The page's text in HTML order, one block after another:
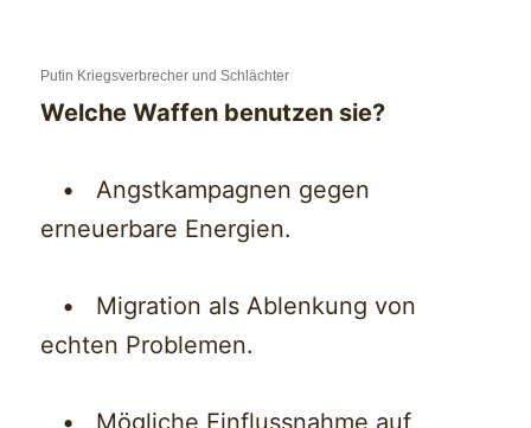
Putin Kriegsverbrecher und Schlächter
Welche Waffen benutzen sie?
• Angstkampagnen gegen
erneuerbare Energien.
• Migration als Ablenkung von
echten Problemen.